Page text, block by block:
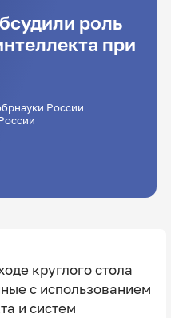
роль
при
России
России
круглого стола
с использованием
и систем